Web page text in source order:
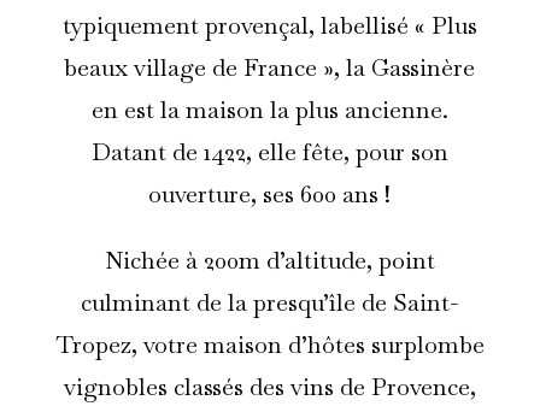
typiquement provençal, labellisé « Plus
beaux village de France », la Gassinère
en est la maison la plus ancienne.
Datant de 1422, elle fête, pour son
ouverture, ses 600 ans !
Nichée à 200m d’altitude, point
culminant de la presqu’île de Saint-
Tropez, votre maison d’hôtes surplombe
vignobles classés des vins de Provence,